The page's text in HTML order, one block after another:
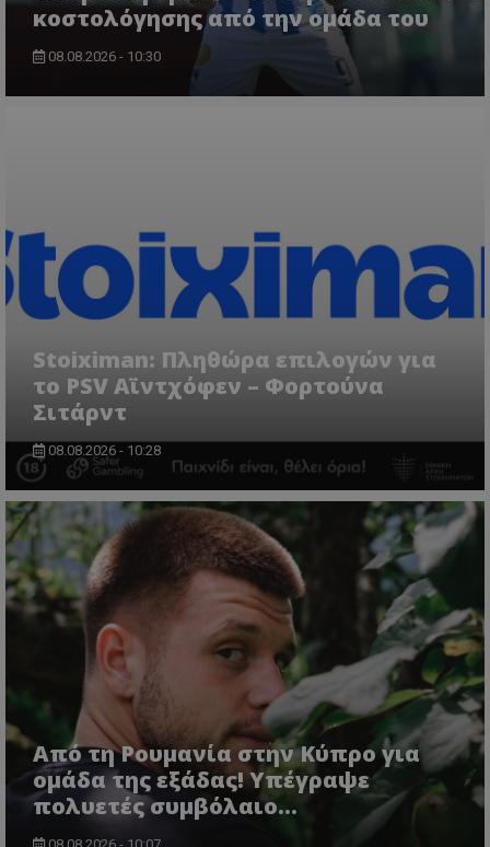
κοστολόγησης από την ομάδα του
08.08.2026 - 10:30
Stoiximan: Πληθώρα επιλογών για
το PSV Αϊντχόφεν – Φορτούνα
Σιτάρντ
08.08.2026 - 10:28
Από τη Ρουμανία στην Κύπρο για
ομάδα της εξάδας! Υπέγραψε
πολυετές συμβόλαιο...